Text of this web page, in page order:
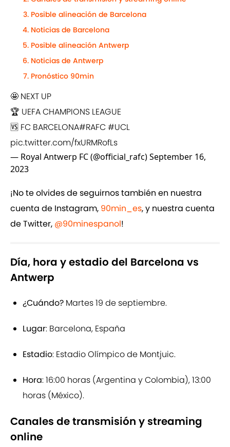
Posible alineación de Barcelona
Noticias de Barcelona
Posible alineación Antwerp
Noticias de Antwerp
Pronóstico 90min
🤩 NEXT UP
🏆 UEFA CHAMPIONS LEAGUE
🆚 FC BARCELONA#RAFC#UCL
pic.twitter.com/fxURMRofLs
— Royal Antwerp FC (@official_rafc)September 16,
2023
¡No te olvides de seguirnos también en nuestra
cuenta de Instagram, 90min_es, y nuestra cuenta
de Twitter, @90minespanol!
Día, hora y estadio del Barcelona vs
Antwerp
¿Cuándo? Martes 19 de septiembre.
Lugar: Barcelona, España
Estadio: Estadio Olímpico de Montjuic.
Hora: 16:00 horas (Argentina y Colombia), 13:00
horas (México).
Canales de transmisión y streaming
online